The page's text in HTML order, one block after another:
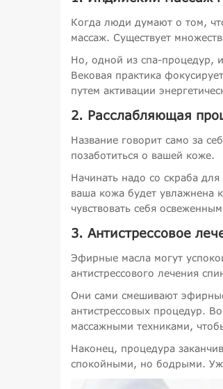
Когда люди думают о том,
массаж. Существует
Но, одной из спа-процедур,
Вековая практика
путем активации
2. Расслабляющая
Название говорит само за
позаботиться о вашей коже.
Начинать надо со скраба
ваша кожа будет увлажнена
чувствовать себя
3. Антистрессовое
Эфирные масла могут
антистрессового лечения
Они сами смешивают
антистрессовых процедур.
массажными техниками,
Наконец, процедура
спокойными, но бодрыми.